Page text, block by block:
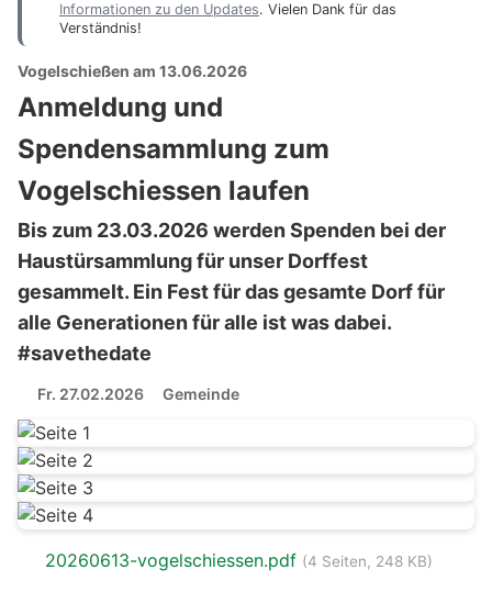
Informationen zu den Updates. Vielen Dank für das
Verständnis!
Vogelschießen am 13.06.2026
Anmeldung und
Spendensammlung zum
Vogelschiessen laufen
Bis zum 23.03.2026 werden Spenden bei der
Haustürsammlung für unser Dorffest
gesammelt. Ein Fest für das gesamte Dorf für
alle Generationen für alle ist was dabei.
#savethedate
Fr. 27.02.2026 Gemeinde
20260613-vogelschiessen.pdf (4 Seiten, 248 KB)